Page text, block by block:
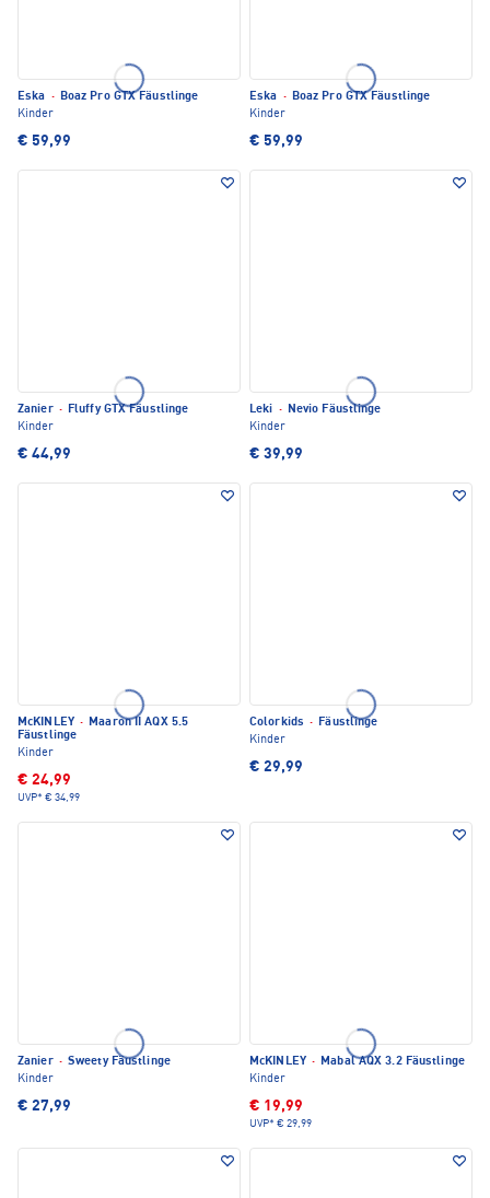
Eska · Boaz Pro GTX Fäustlinge
Kinder
€ 59,99
Eska · Boaz Pro GTX Fäustlinge
Kinder
€ 59,99
Zanier · Fluffy GTX Fäustlinge
Kinder
€ 44,99
Leki · Nevio Fäustlinge
Kinder
€ 39,99
McKINLEY · Maaron II AQX 5.5
Fäustlinge
Kinder
€ 24,99
UVP* € 34,99
Colorkids · Fäustlinge
Kinder
€ 29,99
Zanier · Sweety Fäustlinge
Kinder
€ 27,99
McKINLEY · Mabal AQX 3.2 Fäustlinge
Kinder
€ 19,99
UVP* € 29,99